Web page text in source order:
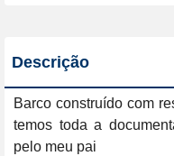
Descrição
Barco construído com
temos toda a
pelo meu pai